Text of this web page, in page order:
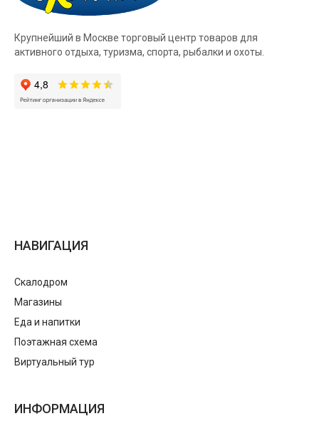
Крупнейший в Москве торговый центр товаров для
активного отдыха, туризма, спорта, рыбалки и охоты.
НАВИГАЦИЯ
Скалодром
Магазины
Еда и напитки
Поэтажная схема
Виртуальный тур
ИНФОРМАЦИЯ